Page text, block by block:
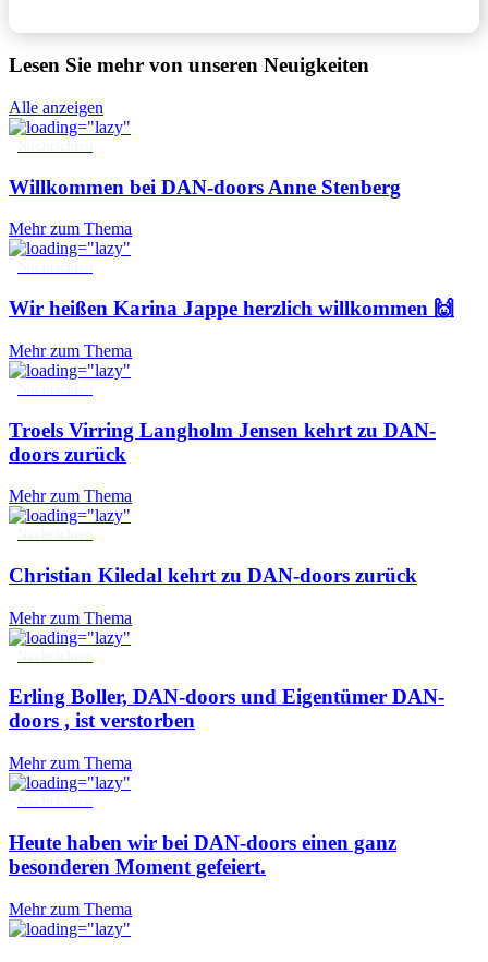
Lesen Sie mehr von unseren Neuigkeiten
Alle anzeigen
Willkommen bei DAN-doors Anne Stenberg
Mehr zum Thema
Wir heißen Karina Jappe herzlich willkommen 🙌
Mehr zum Thema
Troels Virring Langholm Jensen kehrt zu DAN-
doors zurück
Mehr zum Thema
Christian Kiledal kehrt zu DAN-doors zurück
Mehr zum Thema
Erling Boller, DAN-doors und Eigentümer DAN-
doors , ist verstorben
Mehr zum Thema
Heute haben wir bei DAN-doors einen ganz
besonderen Moment gefeiert.
Mehr zum Thema